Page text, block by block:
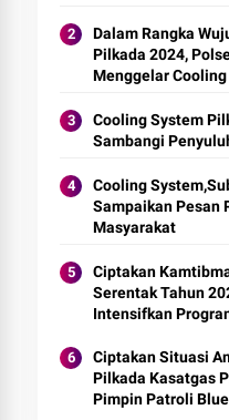
Dalam Rangka
Pilkada 2024,
Menggelar
Cooling System
Sambangi
Cooling
Sampaikan Pesan
Masyarakat
Ciptakan
Serentak Tahun
Intensifkan
Ciptakan Situasi
Pilkada Kasatgas
Pimpin Patroli